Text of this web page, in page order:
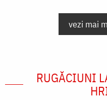
vezi mai
RUGĂCIUNI